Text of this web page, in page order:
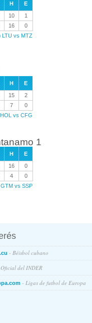
H
E
10
1
16
0
LTU vs MTZ
H
E
15
2
7
0
vs CFG
1
H
E
16
0
4
0
vs SSP
- Béisbol cubano
del INDER
- Ligas de futbol de Europa